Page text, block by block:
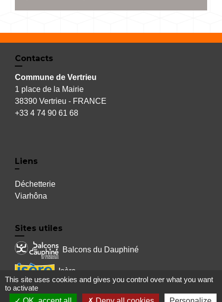
Contacts
Commune de Vertrieu
1 place de la Mairie
38390 Vertrieu - FRANCE
+33 4 74 90 61 68
Liens
Déchetterie
Viarhôna
Sites utiles
Balcons du Dauphiné
Isère
Auvergne Rhône Alpes
This site uses cookies and gives you control over what you want
to activate